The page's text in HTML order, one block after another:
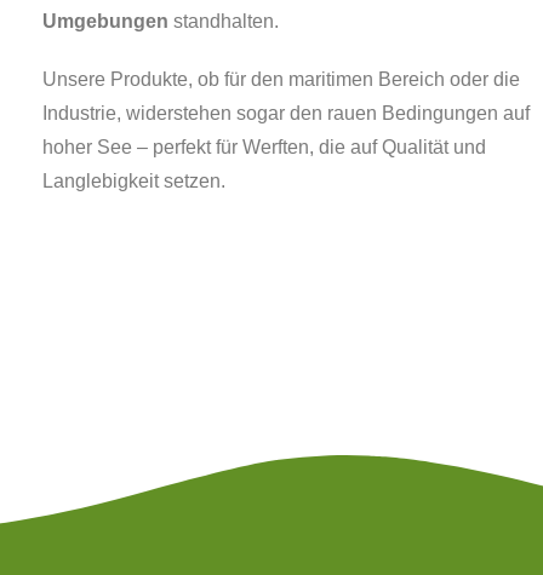
Umgebungen standhalten.
Unsere Produkte, ob für den maritimen Bereich oder die
Industrie, widerstehen sogar den rauen Bedingungen auf
hoher See – perfekt für Werften, die auf Qualität und
Langlebigkeit setzen.